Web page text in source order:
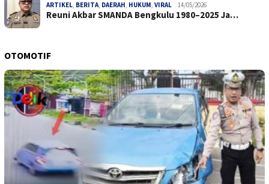
ARTIKEL, BERITA, DAERAH, HUKUM, VIRAL 14/05/2026
Reuni Akbar SMANDA Bengkulu 1980–2025 Ja…
OTOMOTIF